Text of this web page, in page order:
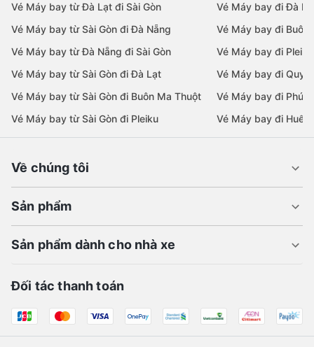
Vé Máy bay từ Đà Lạt đi Sài Gòn
Vé Máy bay từ Sài Gòn đi Đà Nẵng
Vé Máy bay từ Đà Nẵng đi Sài Gòn
Vé Máy bay từ Sài Gòn đi Đà Lạt
Vé Máy bay từ Sài Gòn đi Buôn Ma Thuột
Vé Máy bay từ Sài Gòn đi Pleiku
Vé Máy bay đi Đà
Vé Máy bay đi Buôn
Vé Máy bay đi Pleiku
Vé Máy bay đi Quy
Vé Máy bay đi Phú
Vé Máy bay đi Huế
Về chúng tôi
Sản phẩm
Sản phẩm dành cho nhà xe
Đối tác thanh toán